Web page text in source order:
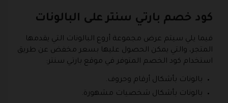
كود خصم بارتي سنتر على البالونات
فيما يلي سيتم عرض مجموعة أروع البالونات التي يقدمها
المتجر، والتي يمكن الحصول عليها بسعر مخفض عن طريق
استخدام كود الخصم المتوفر في موقع بارتي سنتر:
بالونات بأشكال أرقام وحروف.
بالونات بأشكال شخصيات مشهورة.